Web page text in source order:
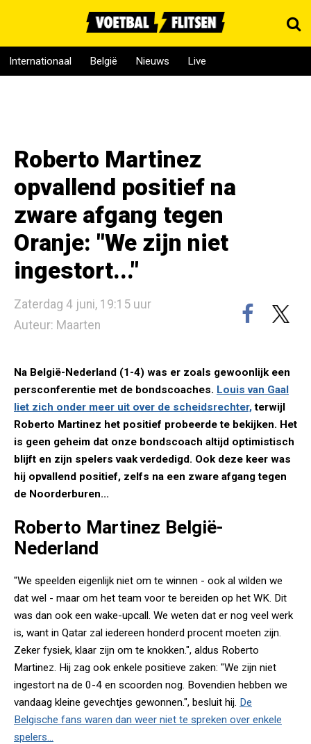
Internationaal België Nieuws Live
Roberto Martinez
opvallend positief na
zware afgang tegen
Oranje: "We zijn niet
ingestort..."
Zaterdag 4 juni, 19:15 uur
Auteur: Maarten
Na België-Nederland (1-4) was er zoals gewoonlijk een
persconferentie met de bondscoaches. Louis van Gaal
liet zich onder meer uit over de scheidsrechter,terwijl
Roberto Martinez het positief probeerde te bekijken. Het
is geen geheim dat onze bondscoach altijd optimistisch
blijft en zijn spelers vaak verdedigd. Ook deze keer was
hij opvallend positief, zelfs na een zware afgang tegen
de Noorderburen...
Roberto Martinez België-
Nederland
"We speelden eigenlijk niet om te winnen - ook al wilden we
dat wel - maar om het team voor te bereiden op het WK. Dit
was dan ook een wake-upcall. We weten dat er nog veel werk
is, want in Qatar zal iedereen honderd procent moeten zijn.
Zeker fysiek, klaar zijn om te knokken.", aldus Roberto
Martinez. Hij zag ook enkele positieve zaken: "We zijn niet
ingestort na de 0-4 en scoorden nog. Bovendien hebben we
vandaag kleine gevechtjes gewonnen.", besluit hij. De
Belgische fans waren dan weer niet te spreken over enkele
spelers...